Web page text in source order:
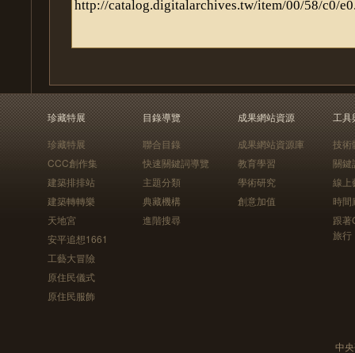
珍藏特展
珍藏特展
CCC創作集
建築排排站
建築轉轉樂
天地宮
安平追想1661
工藝大冒險
原住民儀式
原住民服飾
目錄導覽
聯合目錄
快速關鍵詞導覽
主題分類
典藏機構
進階搜尋
成果網站資源
成果網站資源庫
教育學習
學術研究
創意加值
工具
技術
關鍵
線上
時間
跟
旅行
中